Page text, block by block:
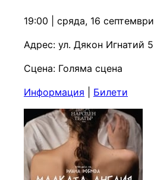
19:00 | сряда, 16 септември
Адрес: ул. Дякон Игнатий 5
Сцена: Голяма сцена
Информация
Билети